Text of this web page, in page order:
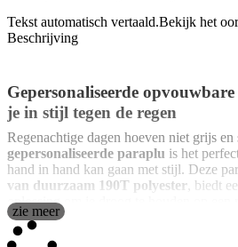
Tekst automatisch vertaald.Bekijk het
Beschrijving
Gepersonaliseerde
je in stijl tegen de regen
Regenachtige dagen hoeven niet grijs en
gepersonaliseerde paraplu is het
hand in hand kan gaan met stijl. Deze
van duurzaam 190T polyester , biedt
oplossing om je droog te houden op een
de beste voordelen is het winddichte
hij niet breekt en niet omwaait, zelfs niet
zie meer